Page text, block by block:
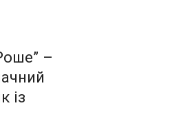
–
із